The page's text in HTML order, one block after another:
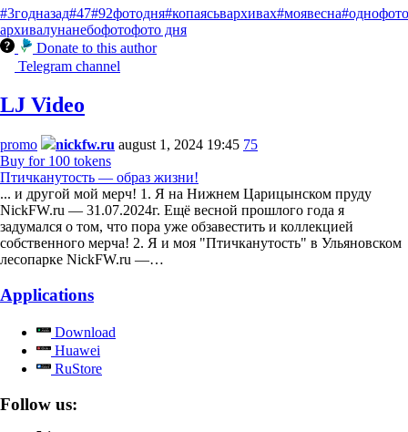
#3годназад#47#92фотодня#копаясьвархивах#моявесна#однофото
архивалунанебофотофото дня
Donate to this author
Telegram channel
LJ Video
promo nickfw.ru august 1, 2024 19:45 75
Buy for 100 tokens
Птичканутость — образ жизни!
... и другой мой мерч! 1. Я на Нижнем Царицынском пруду
NickFW.ru — 31.07.2024г. Ещё весной прошлого года я
задумался о том, что пора уже обзавестить и коллекцией
собственного мерча! 2. Я и моя "Птичканутость" в Ульяновском
лесопарке NickFW.ru —…
Applications
Download
Huawei
RuStore
Follow us: